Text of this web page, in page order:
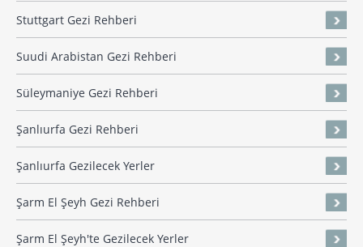
Stuttgart Gezi Rehberi
Suudi Arabistan Gezi Rehberi
Süleymaniye Gezi Rehberi
Şanlıurfa Gezi Rehberi
Şanlıurfa Gezilecek Yerler
Şarm El Şeyh Gezi Rehberi
Şarm El Şeyh'te Gezilecek Yerler